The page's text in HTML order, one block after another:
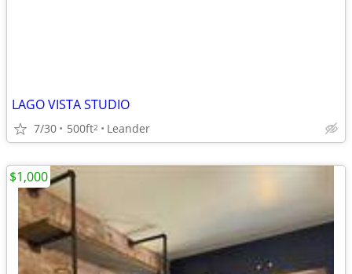
LAGO VISTA STUDIO
7/30 500ft2 Leander
$1,000